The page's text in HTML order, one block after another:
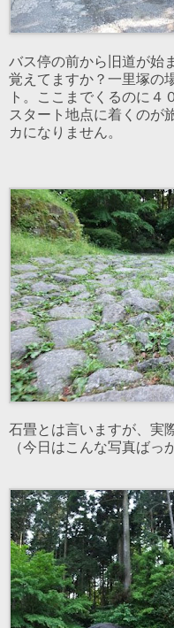
バス停の前から旧道が始
覚えてますか？一里塚の
ト。ここまでくるのに４
スタート地点に着くのが
カになりません。
石畳とは言いますが、実
（今日はこんな写真ばっ